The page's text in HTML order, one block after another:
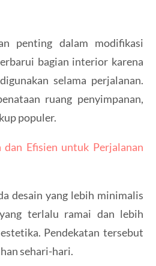
penting dalam modifikasi
bagian interior karena
selama perjalanan.
ruang penyimpanan,
populer.
Efisien untuk Perjalanan
desain yang lebih minimalis
terlalu ramai dan lebih
Pendekatan tersebut
sehari-hari.